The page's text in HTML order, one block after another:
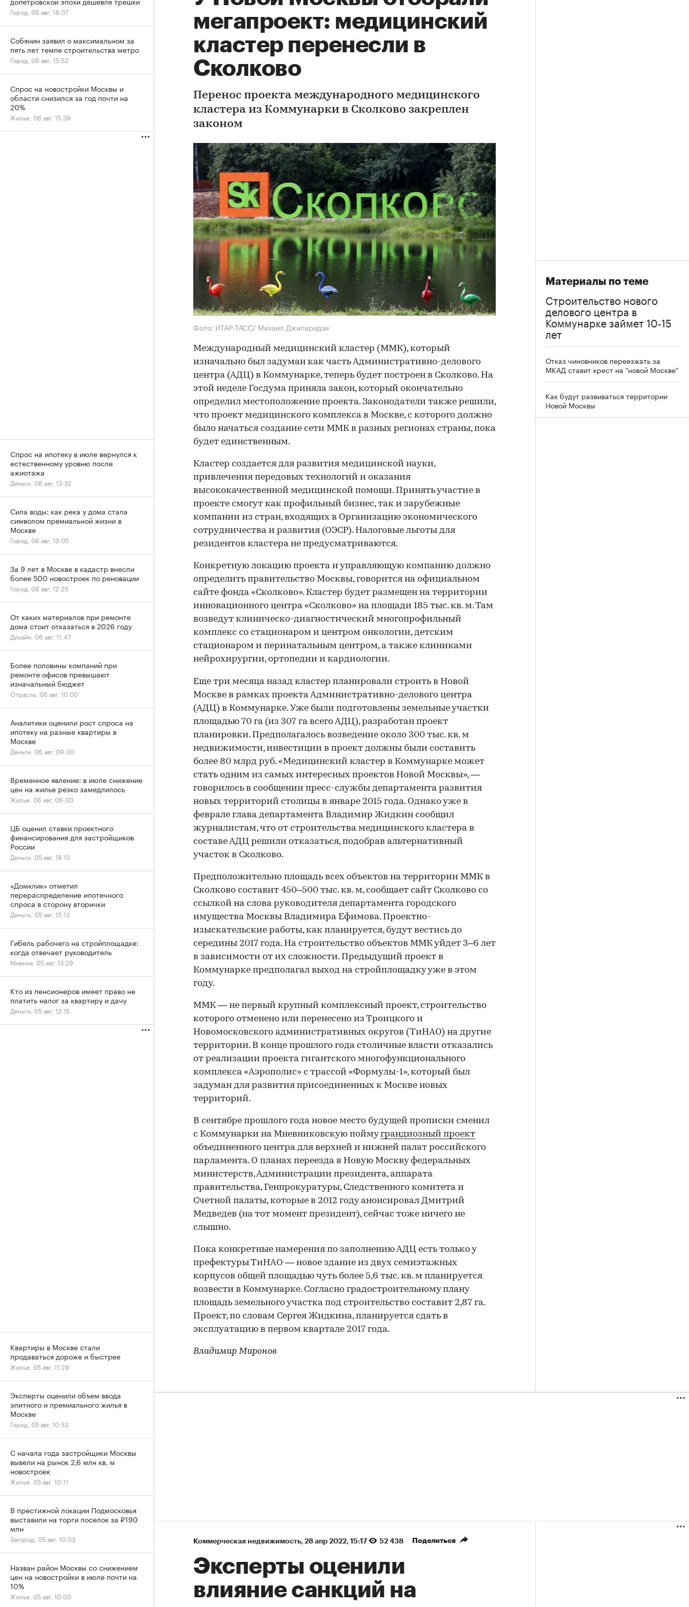
мегапроект: медицинский
кластер перенесли в
Сколково
Перенос проекта международного медицинского
кластера из Коммунарки в Сколково закреплен
законом
Фото: ИТАР-ТАСС/ Михаил Джапаридзе
Международный медицинский кластер (ММК), который
изначально был задуман как часть Административно-делового
центра (АДЦ) в Коммунарке, теперь будет построен в Сколково. На
этой неделе Госдума приняла закон, который окончательно
определил местоположение проекта. Законодатели также решили,
что проект медицинского комплекса в Москве, с которого должно
было начаться создание сети ММК в разных регионах страны, пока
будет единственным.
Кластер создается для развития медицинской науки,
привлечения передовых технологий и оказания
высококачественной медицинской помощи. Принять участие в
проекте смогут как профильный бизнес, так и зарубежные
компании из стран, входящих в Организацию экономического
сотрудничества и развития (ОЭСР). Налоговые льготы для
резидентов кластера не предусматриваются.
Конкретную локацию проекта и управляющую компанию должно
определить правительство Москвы, говорится на официальном
сайте фонда «Сколково». Кластер будет размещен на территории
инновационного центра «Сколково» на площади 185 тыс. кв. м. Там
возведут клиническо-диагностический многопрофильный
комплекс со стационаром и центром онкологии, детским
стационаром и перинатальным центром, а также клиниками
нейрохирургии, ортопедии и кардиологии.
00:00 / 00:00
Еще три месяца назад кластер планировали строить в Новой
Москве в рамках проекта Административно-делового центра
(АДЦ) в Коммунарке. Уже были подготовлены земельные участки
площадью 70 га (из 307 га всего АДЦ), разработан проект
планировки. Предполагалось возведение около 300 тыс. кв. м
недвижимости, инвестиции в проект должны были составить
более 80 млрд руб. «Медицинский кластер в Коммунарке может
стать одним из самых интересных проектов Новой Москвы», —
говорилось в сообщении пресс-службы департамента развития
новых территорий столицы в январе 2015 года. Однако уже в
феврале глава департамента Владимир Жидкин сообщил
журналистам, что от строительства медицинского кластера в
составе АДЦ решили отказаться, подобрав альтернативный
участок в Сколково.
Предположительно площадь всех объектов на территории ММК в
Сколково составит 450–500 тыс. кв. м, сообщает сайт Сколково со
ссылкой на слова руководителя департамента городского
имущества Москвы Владимира Ефимова. Проектно-
изыскательские работы, как планируется, будут вестись до
середины 2017 года. На строительство объектов ММК уйдет 3–6 лет
в зависимости от их сложности. Предыдущий проект в
Коммунарке предполагал выход на стройплощадку уже в этом
году.
ММК — не первый крупный комплексный проект, строительство
которого отменено или перенесено из Троицкого и
Новомосковского административных округов (ТиНАО) на другие
территории. В конце прошлого года столичные власти отказались
от реализации проекта гигантского многофункционального
комплекса «Аэрополис» с трассой «Формулы-1», который был
задуман для развития присоединенных к Москве новых
территорий.
В сентябре прошлого года новое место будущей прописки сменил
с Коммунарки на Мневниковскую поймуграндиозный проект
объединенного центра для верхней и нижней палат российского
парламента. О планах переезда в Новую Москву федеральных
министерств, Администрации президента, аппарата
правительства, Генпрокуратуры, Следственного комитета и
Счетной палаты, которые в 2012 году анонсировал Дмитрий
Медведев (на тот момент президент), сейчас тоже ничего не
слышно.
Пока конкретные намерения по заполнению АДЦ есть только у
префектуры ТиНАО — новое здание из двух семиэтажных
корпусов общей площадью чуть более 5,6 тыс. кв. м планируется
возвести в Коммунарке. Согласно градостроительному плану
площадь земельного участка под строительство составит 2,87 га.
Проект, по словам Сергея Жидкина, планируется сдать в
эксплуатацию в первом квартале 2017 года.
Владимир Миронов
Материалы по теме
Строительство нового
делового центра в
Коммунарке займет 10-15
лет
Отказ чиновников переезжать за
МКАД ставит крест на "новой Москве"
Как будут развиваться территории
Новой Москвы
Коммерческая недвижимость⁠, 28 апр 2022, 15:17 52 438 Поделиться
Эксперты оценили
влияние санкций на
Город, 06 авг, 18:07
Собянин заявил о максимальном за
пять лет темпе строительства метро
Город, 06 авг, 15:52
Спрос на новостройки Москвы и
области снизился за год почти на
20%
Жилье, 06 авг, 15:39
Спрос на ипотеку в июле вернулся к
естественному уровню после
ажиотажа
Деньги, 06 авг, 13:32
Сила воды: как река у дома стала
символом премиальной жизни в
Москве
Город, 06 авг, 13:05
За 9 лет в Москве в кадастр внесли
более 500 новостроек по реновации
Город, 06 авг, 12:25
От каких материалов при ремонте
дома стоит отказаться в 2026 году
Дизайн, 06 авг, 11:47
Более половины компаний при
ремонте офисов превышают
изначальный бюджет
Отрасль, 06 авг, 10:00
Аналитики оценили рост спроса на
ипотеку на разные квартиры в
Москве
Деньги, 06 авг, 09:00
Временное явление: в июле снижение
цен на жилье резко замедлилось
Жилье, 06 авг, 06:00
ЦБ оценил ставки проектного
финансирования для застройщиков
России
Деньги, 05 авг, 18:13
«Домклик» отметил
перераспределение ипотечного
спроса в сторону вторички
Деньги, 05 авг, 15:13
Гибель рабочего на стройплощадке:
когда отвечает руководитель
Мнения, 05 авг, 13:29
Кто из пенсионеров имеет право не
платить налог за квартиру и дачу
Деньги, 05 авг, 12:15
Квартиры в Москве стали
продаваться дороже и быстрее
Жилье, 05 авг, 11:29
Эксперты оценили объем ввода
элитного и премиального жилья в
Москве
Город, 05 авг, 10:53
С начала года застройщики Москвы
вывели на рынок 2,6 млн кв. м
новостроек
Жилье, 05 авг, 10:11
В престижной локации Подмосковья
выставили на торги поселок за ₽190
млн
Загород, 05 авг, 10:03
Назван район Москвы со снижением
цен на новостройки в июле почти на
10%
Жилье, 05 авг, 10:00